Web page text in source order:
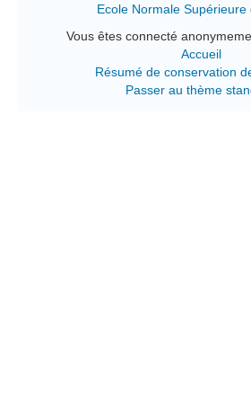
Ecole Normale Supérieure
Vous êtes connecté
Accueil
Résumé de conservation
Passer au thème